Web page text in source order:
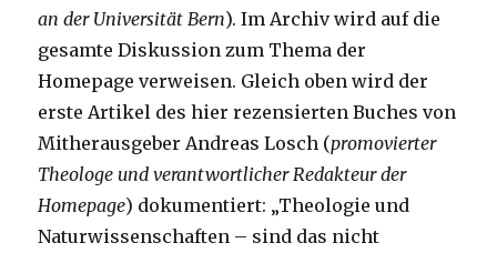
an der Universität Bern). Im Archiv wird auf die
gesamte Diskussion zum Thema der
Homepage verweisen. Gleich oben wird der
erste Artikel des hier rezensierten Buches von
Mitherausgeber Andreas Losch (promovierter
Theologe und verantwortlicher Redakteur der
Homepage) dokumentiert: „Theologie und
Naturwissenschaften – sind das nicht